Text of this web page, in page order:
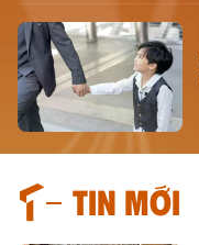
Tin mới